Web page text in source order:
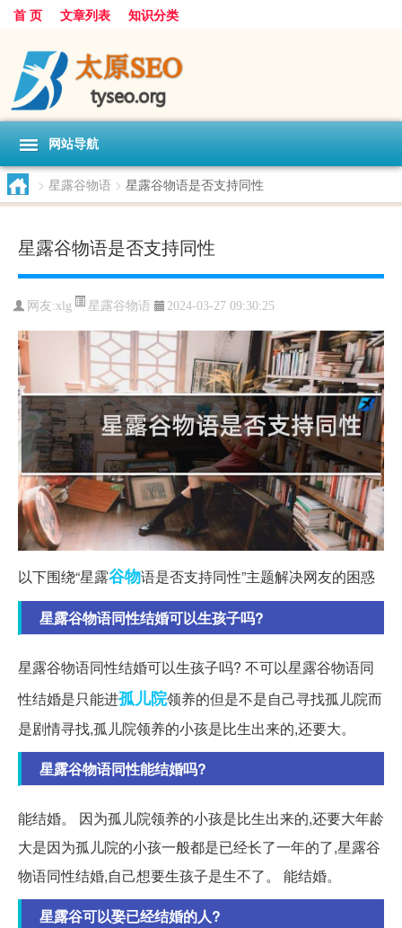
首 页 文章列表 知识分类
网站导航
> 星露谷物语 > 星露谷物语是否支持同性
星露谷物语是否支持同性
网友:xlg 星露谷物语 2024-03-27 09:30:25
以下围绕“星露谷物语是否支持同性”主题解决网友的困惑
星露谷物语同性结婚可以生孩子吗?
星露谷物语同性结婚可以生孩子吗? 不可以星露谷物语同
性结婚是只能进孤儿院领养的但是不是自己寻找孤儿院而
是剧情寻找,孤儿院领养的小孩是比生出来的,还要大。
星露谷物语同性能结婚吗?
能结婚。 因为孤儿院领养的小孩是比生出来的,还要大年龄
大是因为孤儿院的小孩一般都是已经长了一年的了,星露谷
物语同性结婚,自己想要生孩子是生不了。 能结婚。
星露谷可以娶已经结婚的人?